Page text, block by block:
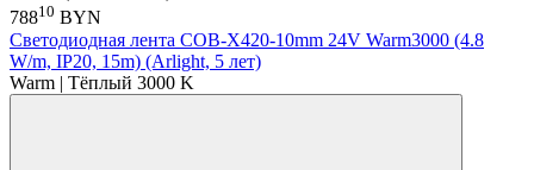
78810 BYN
Светодиодная лента COB-X420-10mm 24V Warm3000 (4.8
W/m, IP20, 15m) (Arlight, 5 лет)
Warm | Тёплый 3000 K